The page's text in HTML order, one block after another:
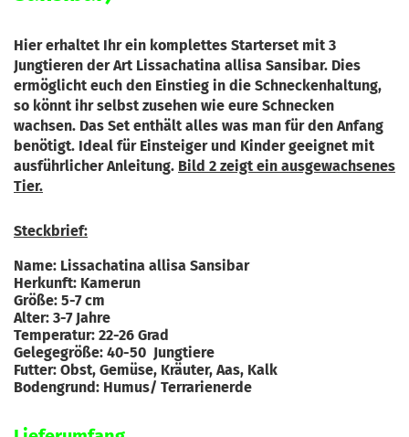
Hier erhaltet Ihr ein komplettes Starterset mit 3
Jungtieren der Art Lissachatina allisa Sansibar. Dies
ermöglicht euch den Einstieg in die Schneckenhaltung,
so könnt ihr selbst zusehen wie eure Schnecken
wachsen. Das Set enthält alles was man für den Anfang
benötigt. Ideal für Einsteiger und Kinder geeignet mit
ausführlicher Anleitung. Bild 2 zeigt ein ausgewachsenes
Tier.
Steckbrief:
Name: Lissachatina allisa Sansibar
Herkunft: Kamerun
Größe: 5-7 cm
Alter: 3-7 Jahre
Temperatur: 22-26 Grad
Gelegegröße: 40-50 Jungtiere
Futter: Obst, Gemüse, Kräuter, Aas, Kalk
Bodengrund: Humus/ Terrarienerde